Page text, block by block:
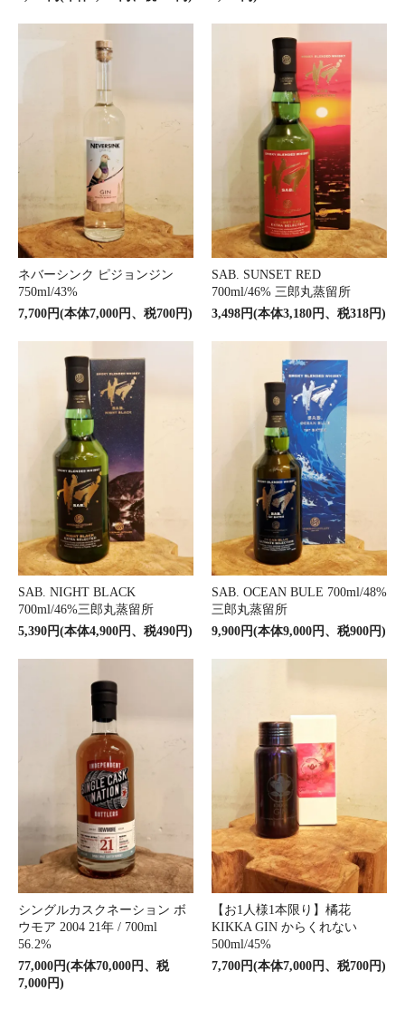
ネバーシンク ピジョンジン
750ml/43%
7,700円(本体7,000円、税700円)
SAB. SUNSET RED
700ml/46% 三郎丸蒸留所
3,498円(本体3,180円、税318円)
SAB. NIGHT BLACK
700ml/46%三郎丸蒸留所
5,390円(本体4,900円、税490円)
SAB. OCEAN BULE 700ml/48%
三郎丸蒸留所
9,900円(本体9,000円、税900円)
シングルカスクネーション ボ
ウモア 2004 21年 / 700ml
56.2%
77,000円(本体70,000円、税
7,000円)
【お1人様1本限り】橘花
KIKKA GIN からくれない
500ml/45%
7,700円(本体7,000円、税700円)